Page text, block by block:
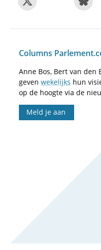
Columns
Anne Bos, Bert van den
geven wekelijks hun
op de hoogte via de
Meld je aan